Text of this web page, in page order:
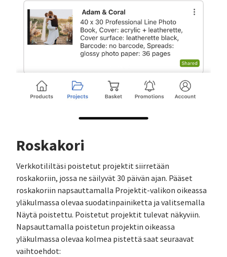
Roskakori
Verkkotililtäsi poistetut projektit siirretään
roskakoriin, jossa ne säilyvät 30 päivän ajan. Pääset
roskakoriin napsauttamalla Projektit-valikon oikeassa
yläkulmassa olevaa suodatinpainiketta ja valitsemalla
Näytä poistettu. Poistetut projektit tulevat näkyviin.
Napsauttamalla poistetun projektin oikeassa
yläkulmassa olevaa kolmea pistettä saat seuraavat
vaihtoehdot: